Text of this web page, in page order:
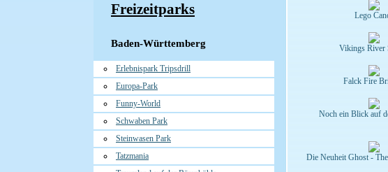
Freizeitparks
Baden-Württemberg
Erlebnispark Tripsdrill
Europa-Park
Funny-World
Schwaben Park
Steinwasen Park
Tatzmania
Lego
Vikings River
Falck Fire
Noch ein Blick auf
Die Neuheit Ghost -